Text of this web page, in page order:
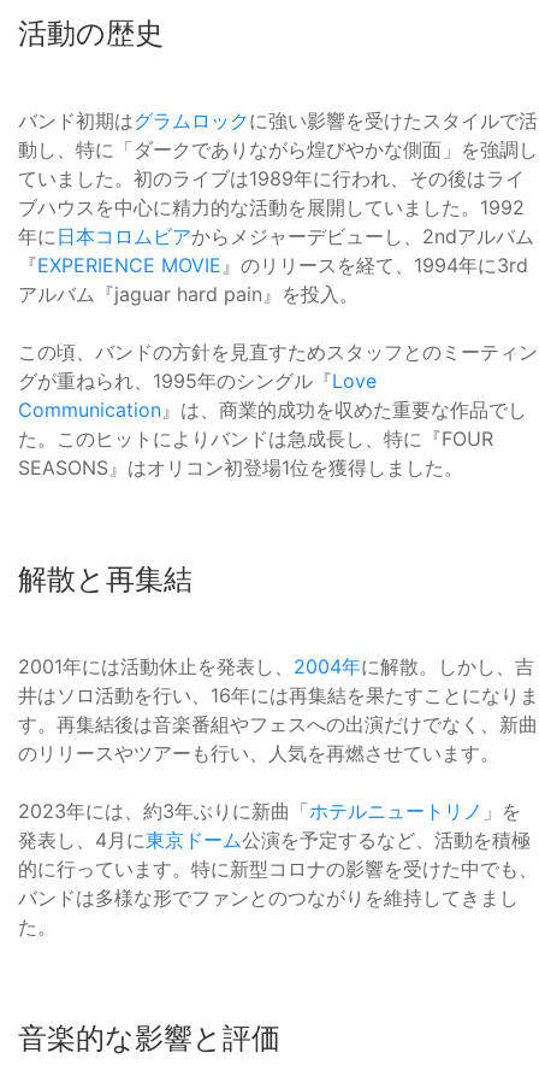
活動の歴史
バンド初期はグラムロック に強い影響を受けたスタイルで活
動し、特に「ダークでありながら煌びやかな側面」を強調し
ていました。初のライブは1989年に行われ、その後はライ
ブハウスを中心に精力的な活動を展開していました。1992
年に日本コロムビアからメジャーデビューし、2ndアルバム
『EXPERIENCE MOVIE』のリリースを経て、1994年に3rd
アルバム『jaguar hard pain』を投入。
この頃、バンドの方針を見直すためスタッフとのミーティン
グが重ねられ、1995年のシングル『Love
Communication』は、商業的成功を収めた重要な作品でし
た。このヒットによりバンドは急成長し、特に『FOUR
SEASONS』はオリコン初登場1位を獲得しました。
解散と再集結
2001年には活動休止を発表し、 2004年に解散。しかし、吉
井はソロ活動を行い、16年には再集結を果たすことになりま
す。再集結後は音楽番組やフェスへの出演だけでなく、新曲
のリリースやツアーも行い、人気を再燃させています。
2023年には、約3年ぶりに新曲「ホテルニュートリノ 」を
発表し、4月に東京ドーム公演を予定するなど、活動を積極
的に行っています。特に新型コロナの影響を受けた中でも、
バンドは多様な形でファンとのつながりを維持してきまし
た。
音楽的な影響と評価